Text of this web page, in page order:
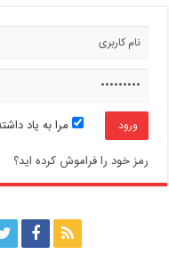
مرا به یاد
رمز خود را فراموش کرده اید؟